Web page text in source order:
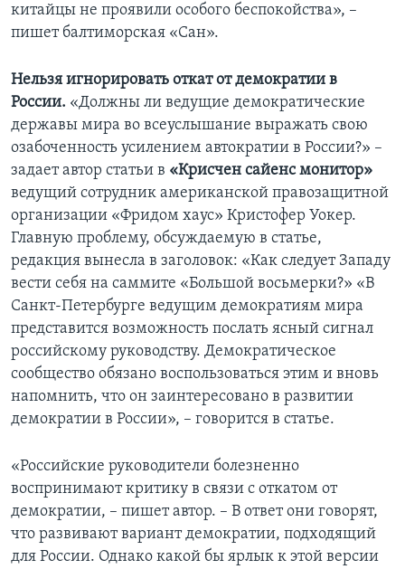
китайцы не проявили особого беспокойства», –
пишет балтиморская «Сан».
Нельзя игнорировать откат от демократии в
России. «Должны ли ведущие демократические
державы мира во всеуслышание выражать свою
озабоченность усилением автократии в России?» –
задает автор статьи в «Крисчен сайенс монитор»
ведущий сотрудник американской правозащитной
организации «Фридом хаус» Кристофер Уокер.
Главную проблему, обсуждаемую в статье,
редакция вынесла в заголовок: «Как следует Западу
вести себя на саммите «Большой восьмерки?» «В
Санкт-Петербурге ведущим демократиям мира
представится возможность послать ясный сигнал
российскому руководству. Демократическое
сообщество обязано воспользоваться этим и вновь
напомнить, что он заинтересовано в развитии
демократии в России», – говорится в статье.
«Российские руководители болезненно
воспринимают критику в связи с откатом от
демократии, – пишет автор. – В ответ они говорят,
что развивают вариант демократии, подходящий
для России. Однако какой бы ярлык к этой версии